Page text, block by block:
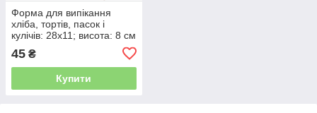
Форма для випікання
хліба, тортів, пасок і
кулічів: 28х11; висота: 8 см
45 ₴
Купити